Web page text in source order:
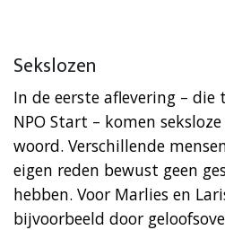
Sekslozen
In de eerste aflevering –
NPO Start – komen
woord. Verschillende
eigen reden bewust geen
hebben. Voor Marlies en
bijvoorbeeld door